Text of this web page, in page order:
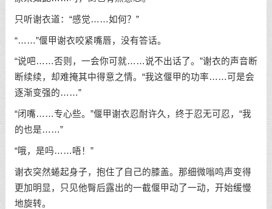
只听谢衣道：“感觉……如何？”
“……”偃甲谢衣咬紧嘴唇，没有答话。
“说吧……否则，一会你可就……说不出话了。”谢衣的声音断
断续续，却难掩其中得意之情。“我这偃甲的功率……可是会
逐渐变强的……”
“闭嘴……专心些。”偃甲谢衣忍耐许久，终于忍无可忍，“我
的也是……”
“哦，是吗……唔！”
谢衣突然蜷起身子，抱住了自己的膝盖。那细微嗡鸣声变得
更加明显，只见他臀后露出的一截偃甲动了一动，开始缓慢
地旋转。